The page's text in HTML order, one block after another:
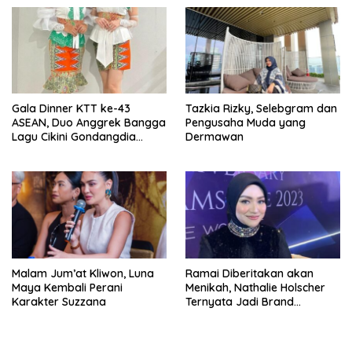
Gala Dinner KTT ke-43
ASEAN, Duo Anggrek Bangga
Lagu Cikini Gondangdia
Tazkia Rizky, Selebgram dan
Pengusaha Muda yang
Dermawan
Malam Jum’at Kliwon, Luna
Maya Kembali Perani
Karakter Suzzana
Ramai Diberitakan akan
Menikah, Nathalie Holscher
Ternyata Jadi Brand